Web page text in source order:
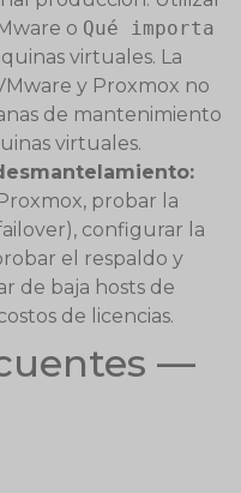
o Qué importa
virtuales. La
y Proxmox no
de mantenimiento
virtuales.
probar la
configurar la
el respaldo y
de baja hosts de
de licencias.
—